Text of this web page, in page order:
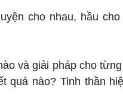
cho nhau, hầu
và giải pháp cho
quả nào? Tinh thần